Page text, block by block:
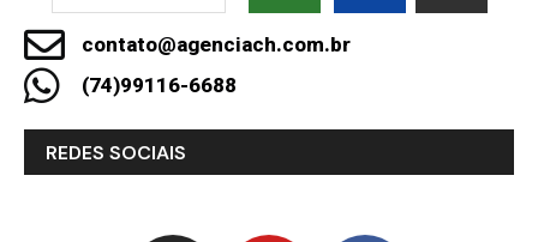
contato@agenciach.com.br
(74)99116-6688
REDES SOCIAIS